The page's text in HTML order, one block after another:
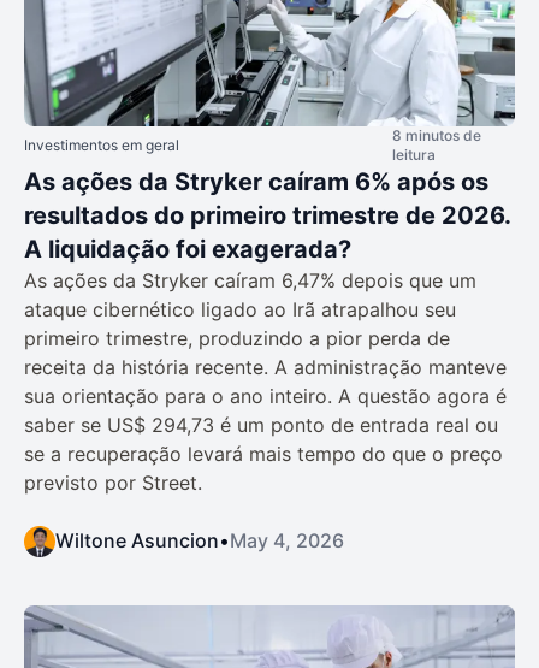
Investimentos em geral
8 minutos de
leitura
As ações da Stryker caíram 6% após os
resultados do primeiro trimestre de 2026.
A liquidação foi exagerada?
As ações da Stryker caíram 6,47% depois que um
ataque cibernético ligado ao Irã atrapalhou seu
primeiro trimestre, produzindo a pior perda de
receita da história recente. A administração manteve
sua orientação para o ano inteiro. A questão agora é
saber se US$ 294,73 é um ponto de entrada real ou
se a recuperação levará mais tempo do que o preço
previsto por Street.
Wiltone Asuncion•May 4, 2026